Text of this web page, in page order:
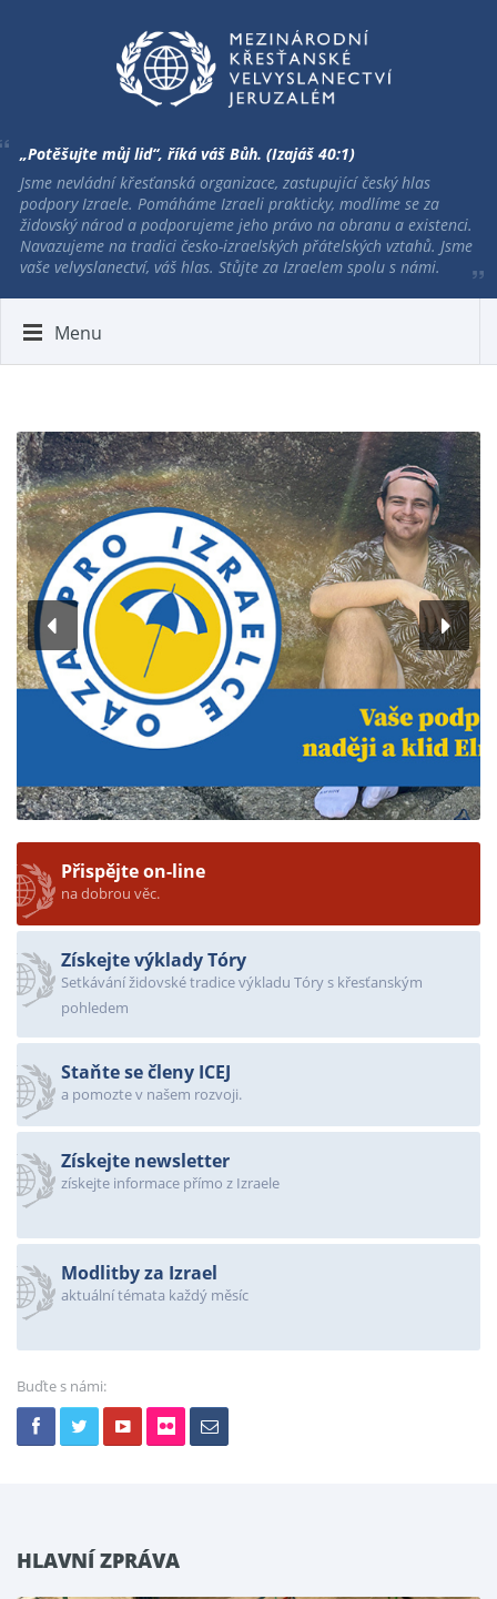
„Potěšujte můj lid“, říká váš Bůh. (Izajáš 40:1)
Jsme nevládní křesťanská organizace, zastupující český hlas
podpory Izraele. Pomáháme Izraeli prakticky, modlíme se za
židovský národ a podporujeme jeho právo na obranu a existenci.
Navazujeme na tradici česko-izraelských přátelských vztahů. Jsme
vaše velvyslanectví, váš hlas. Stůjte za Izraelem spolu s námi.
Menu
Přispějte on-line
na dobrou věc.
Získejte výklady Tóry
Setkávání židovské tradice výkladu Tóry s křesťanským
pohledem
Staňte se členy ICEJ
a pomozte v našem rozvoji.
Získejte newsletter
získejte informace přímo z Izraele
Modlitby za Izrael
aktuální témata každý měsíc
Buďte s námi:
HLAVNÍ ZPRÁVA